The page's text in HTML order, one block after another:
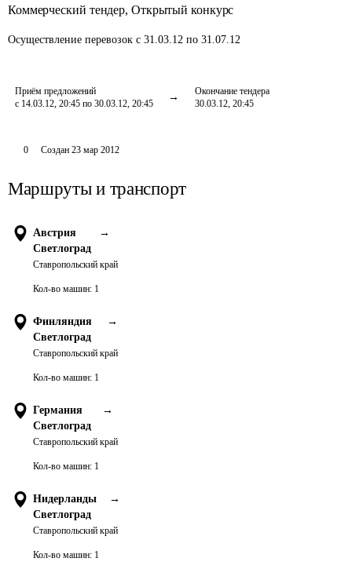
Коммерческий тендер, Открытый конкурс
Осуществление перевозок с 31.03.12 по 31.07.12
Приём предложений
с 14.03.12, 20:45 по 30.03.12, 20:45
Окончание тендера
30.03.12, 20:45
0 Создан 23 мар 2012
Маршруты и транспорт
Австрия
→
Светлоград
Ставропольский край
Кол-во машин: 1
Финляндия
→
Светлоград
Ставропольский край
Кол-во машин: 1
Германия
→
Светлоград
Ставропольский край
Кол-во машин: 1
Нидерланды
→
Светлоград
Ставропольский край
Кол-во машин: 1